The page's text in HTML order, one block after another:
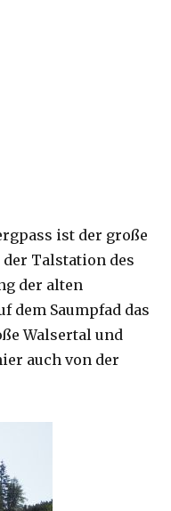
ist der große
Talstation des
der alten
dem Saumpfad das
Walsertal und
auch von der